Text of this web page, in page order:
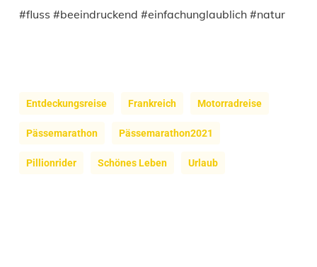
#fluss #beeindruckend #einfachunglaublich #natur
Entdeckungsreise Frankreich Motorradreise
Pässemarathon Pässemarathon2021
Pillionrider Schönes Leben Urlaub